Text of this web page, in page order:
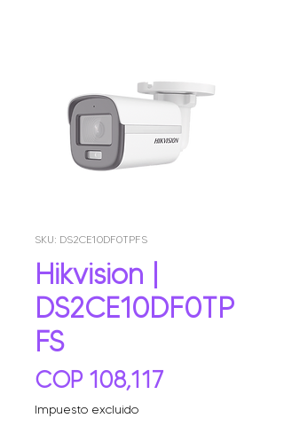
SKU: DS2CE10DF0TPFS
Hikvision |
DS2CE10DF0TP
FS
COP 108,117Precio
Impuesto excluido